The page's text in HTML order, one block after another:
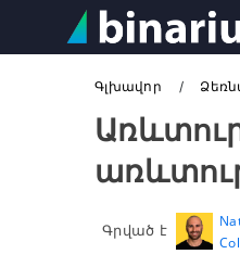
Գլխավոր
Գրված է